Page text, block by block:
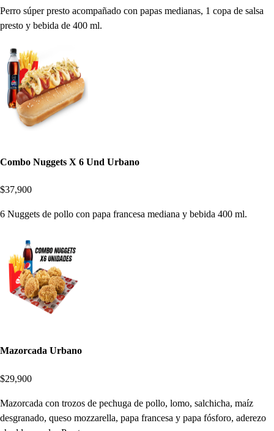
Perro súper presto acompañado con papas medianas, 1 copa de salsa
presto y bebida de 400 ml.
Combo Nuggets X 6 Und Urbano
$37,900
6 Nuggets de pollo con papa francesa mediana y bebida 400 ml.
Mazorcada Urbano
$29,900
Mazorcada con trozos de pechuga de pollo, lomo, salchicha, maíz
desgranado, queso mozzarella, papa francesa y papa fósforo, aderezo